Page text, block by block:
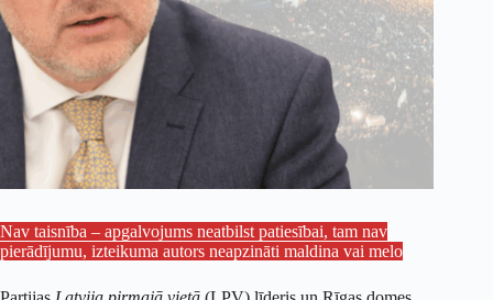
Nav taisnība – apgalvojums neatbilst patiesībai, tam nav
pierādījumu, izteikuma autors neapzināti maldina vai melo